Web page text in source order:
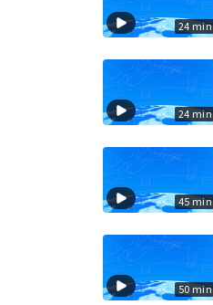
24 min
24 min
45 min
50 min